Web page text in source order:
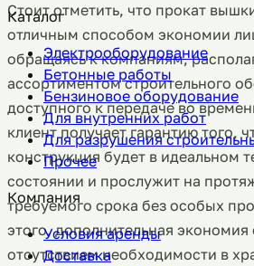
Стоит отметить, что прокат
отличным способом экономии
обращаясь к компаниям,
ассортиментом строительного
доступного к передаче во
клиент получает гарантию того,
конструкция будет в идеальном
состоянии и прослужит на
требуемого срока без особых
этого, дополнительная экономия
отсутствием необходимости в
Каталог
Электрооборудование
Бетонные работы
Бензиновое оборудование
Для внутренних работ
Для разрушения
Прочее
Компания
Условия аренды
Доставка